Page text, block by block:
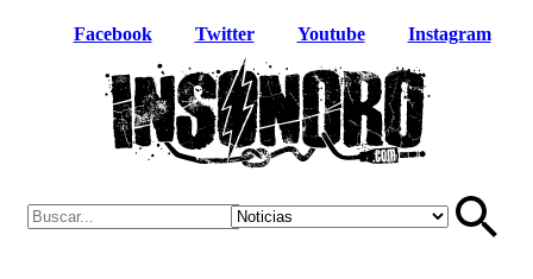
Facebook Twitter Youtube Instagram